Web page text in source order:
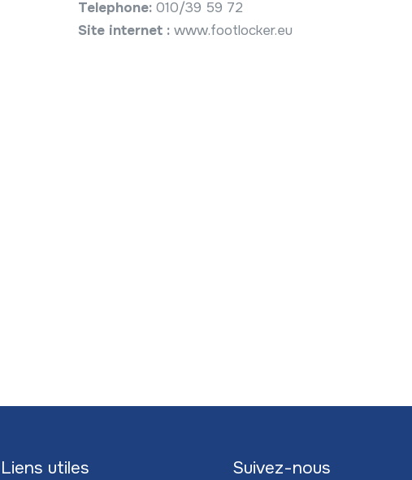
Telephone: 010/39 59 72
Site internet : www.footlocker.eu
Liens utiles Suivez-nous